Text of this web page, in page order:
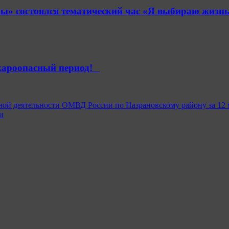
тематический час «Я выбираю
период!⁣⁣⠀
деятельности ОМВД России по Назрановскому району за 12